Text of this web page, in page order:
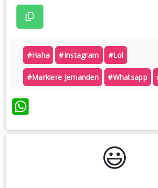
#haha #instagram #lol
#markiere Jemanden #whatsapp
WhatsApp
😃️